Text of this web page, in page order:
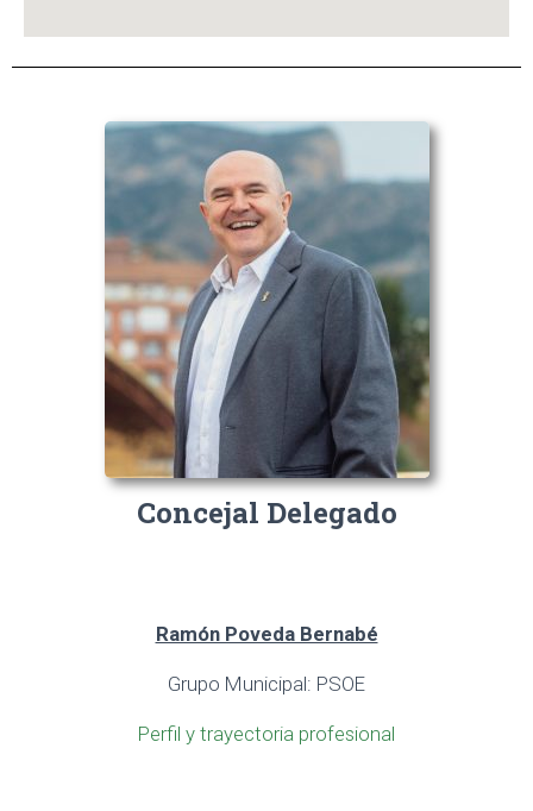
Concejal Delegado
Ramón Poveda Bernabé
Grupo Municipal: PSOE
Perfil y trayectoria profesional